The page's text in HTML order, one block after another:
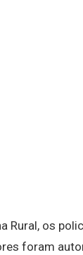
Rural, os
foram